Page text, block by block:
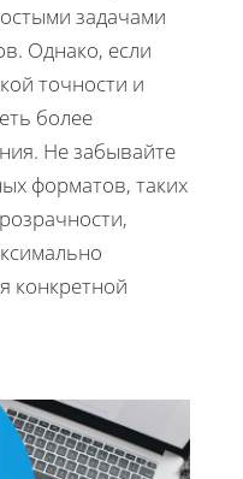
задачами
Однако, если
точности и
более
Не забывайте
форматов, таких
конкретной